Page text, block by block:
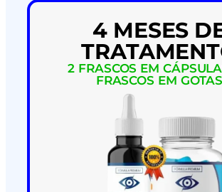
4 MESES
2 FRASCOS EM
FRASCOS EM GOTAS